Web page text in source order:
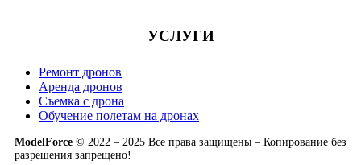
УСЛУГИ
Ремонт дронов
Аренда дронов
Съемка с дрона
Обучение полетам на дронах
ModelForce © 2022 – 2025 Все права защищены – Копирование без
разрешения запрещено!